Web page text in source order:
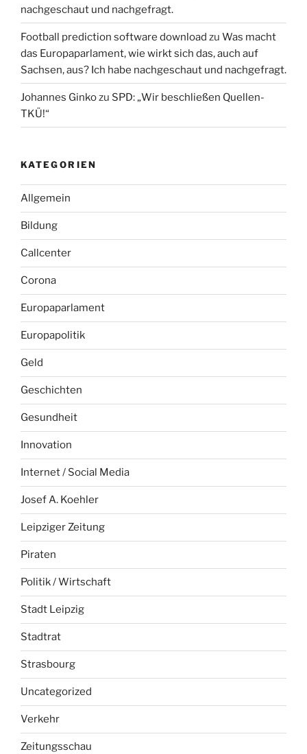
nachgeschaut und nachgefragt.
Football prediction software download zu Was macht
das Europaparlament, wie wirkt sich das, auch auf
Sachsen, aus? Ich habe nachgeschaut und nachgefragt.
Johannes Ginkozu SPD: „Wir beschließen Quellen-
TKÜ!“
KATEGORIEN
Allgemein
Bildung
Callcenter
Corona
Europaparlament
Europapolitik
Geld
Geschichten
Gesundheit
Innovation
Internet / Social Media
Josef A. Koehler
Leipziger Zeitung
Piraten
Politik / Wirtschaft
Stadt Leipzig
Stadtrat
Strasbourg
Uncategorized
Verkehr
Zeitungsschau